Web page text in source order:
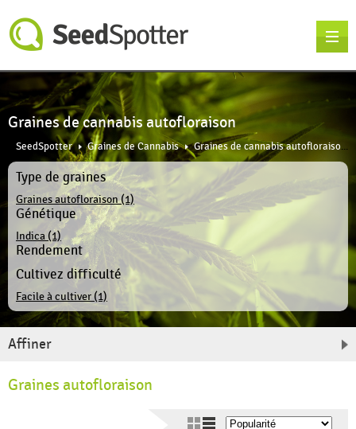
Graines de cannabis autofloraison
SeedSpotter Graines de Cannabis Graines de cannabis autofloraison
Type de graines
Graines autofloraison (1)
Génétique
Indica (1)
Rendement
Cultivez difficulté
Facile à cultiver (1)
Affiner
Graines autofloraison